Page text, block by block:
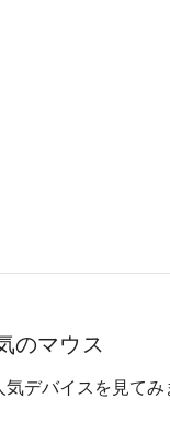
のマウス
デバイスを見てみ